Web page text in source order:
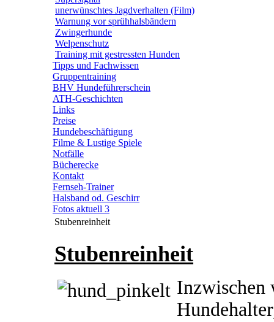
unerwünschtes Jagdverhalten (Film)
Warnung vor sprühhalsbändern
Zwingerhunde
Welpenschutz
Training mit gestressten Hunden
Tipps und Fachwissen
Gruppentraining
BHV Hundeführerschein
ATH-Geschichten
Links
Preise
Hundebeschäftigung
Filme & Lustige Spiele
Notfälle
Bücherecke
Kontakt
Fernseh-Trainer
Halsband od. Geschirr
Fotos aktuell 3
Stubenreinheit
Stubenreinheit